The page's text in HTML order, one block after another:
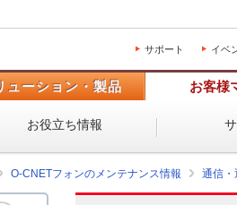
サポート イベ
ューション・製品 お客様
お役立ち情報
O-CNETフォンのメンテナンス情報 通信・